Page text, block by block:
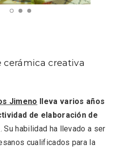
creativa
Jimeno lleva varios años
de elaboración de
. Su habilidad ha llevado a ser
cualificados para la